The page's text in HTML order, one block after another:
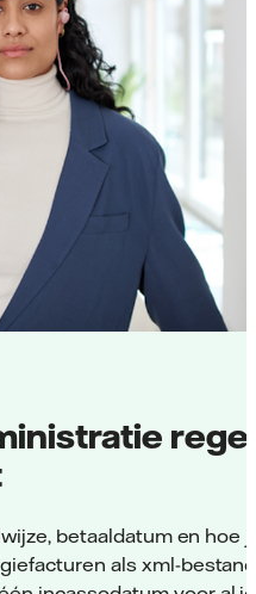
betaaldatum en hoe
als xml-